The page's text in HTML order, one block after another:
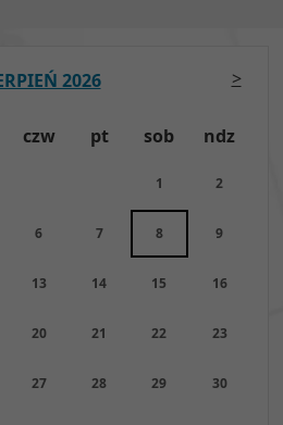
2026
czw pt sob ndz
1 2
6 7 8 9
13 14 15 16
20 21 22 23
27 28 29 30
>